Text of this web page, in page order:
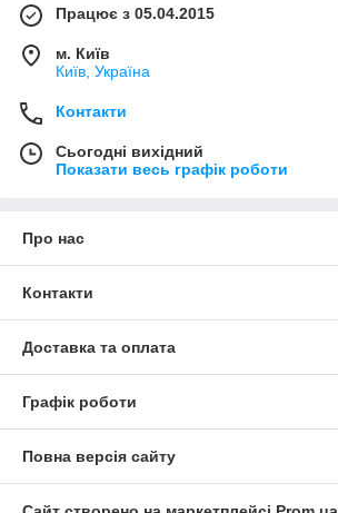
Працює з 05.04.2015
м. Київ
Київ, Україна
Контакти
Сьогодні вихідний
Показати весь графік роботи
Про нас
Контакти
Доставка та оплата
Графік роботи
Повна версія сайту